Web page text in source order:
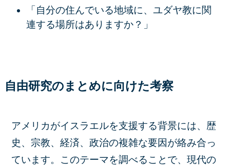
「自分の住んでいる地域に、ユダヤ教に関
連する場所はありますか？」
自由研究のまとめに向けた考察
アメリカがイスラエルを支援する背景には、歴
史、宗教、経済、政治の複雑な要因が絡み合っ
ています。このテーマを調べることで、現代の